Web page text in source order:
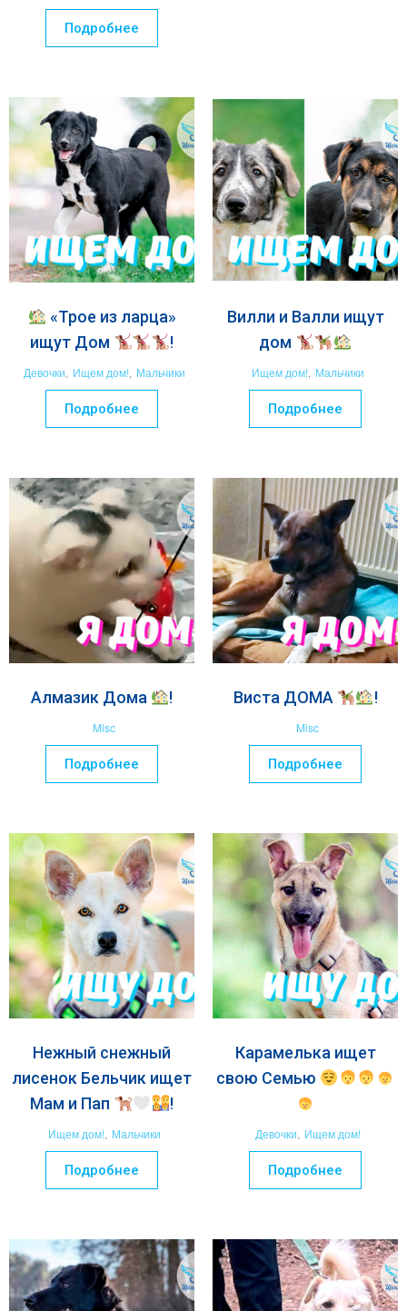
Подробнее
«Трое из ларца»
ищут Дом
!
Девочки, Ищем дом!, Мальчики
Подробнее
Вилли и Валли ищут
дом
Ищем дом!, Мальчики
Подробнее
Алмазик Дома !
Misc
Подробнее
Виста ДОМА !
Misc
Подробнее
Нежный снежный
лисенок Бельчик ищет
Мам и Пап
!
Ищем дом!, Мальчики
Подробнее
Карамелька ищет
свою Семью
Девочки, Ищем дом!
Подробнее